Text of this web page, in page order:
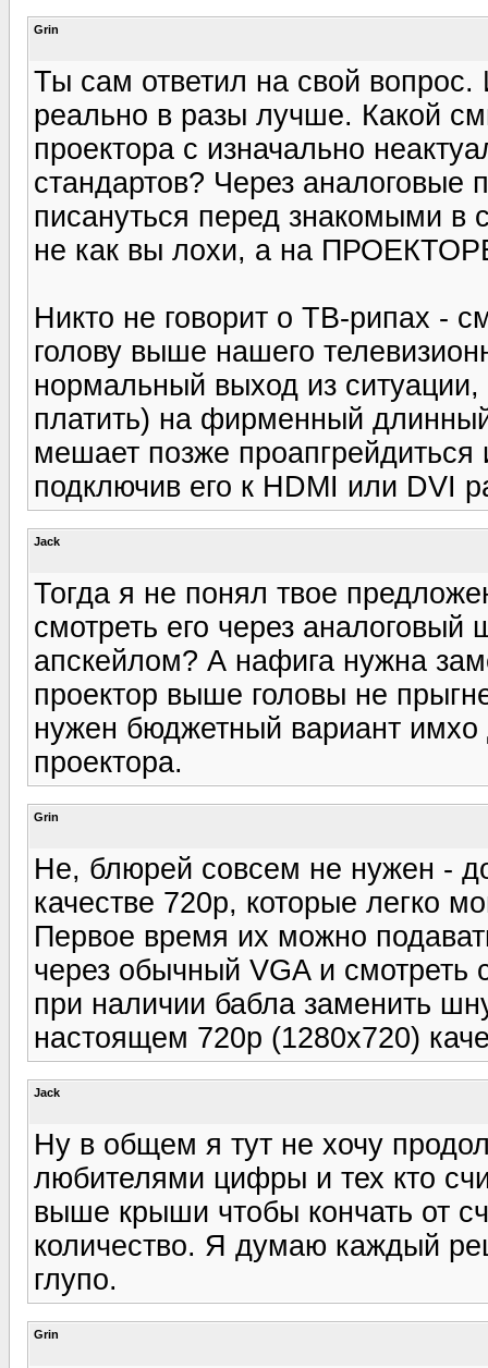
Grin
Ты сам ответил на свой вопрос.
реально в разы лучше. Какой
проектора с изначально
стандартов? Через аналоговые
писануться перед знакомыми в
не как вы лохи, а на
Никто не говорит о ТВ-рипах -
голову выше нашего
нормальный выход из
платить) на фирменный
мешает позже
подключив его к HDMI или DVI
Jack
Тогда я не понял твое
смотреть его через
апскейлом? А нафига нужна
проектор выше головы не
нужен бюджетный вариант имхо
проектора.
Grin
Не, блюрей совсем не нужен -
качестве 720р, которые легко
Первое время их можно
через обычный VGA и смотреть
при наличии бабла заменить
настоящем 720р (1280х720)
Jack
Ну в общем я тут не хочу
любителями цифры и тех кто
выше крыши чтобы кончать от
количество. Я думаю каждый
глупо.
Grin